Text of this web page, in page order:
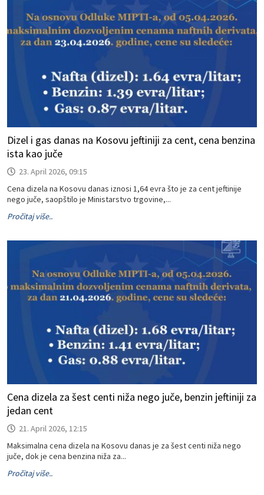
Dizel i gas danas na Kosovu jeftiniji za cent, cena benzina
ista kao juče
23. April 2026, 09:15
Cena dizela na Kosovu danas iznosi 1,64 evra što je za cent jeftinije
nego juče, saopštilo je Ministarstvo trgovine,...
Pročitaj više..
Cena dizela za šest centi niža nego juče, benzin jeftiniji za
jedan cent
21. April 2026, 12:15
Maksimalna cena dizela na Kosovu danas je za šest centi niža nego
juče, dok je cena benzina niža za...
Pročitaj više..